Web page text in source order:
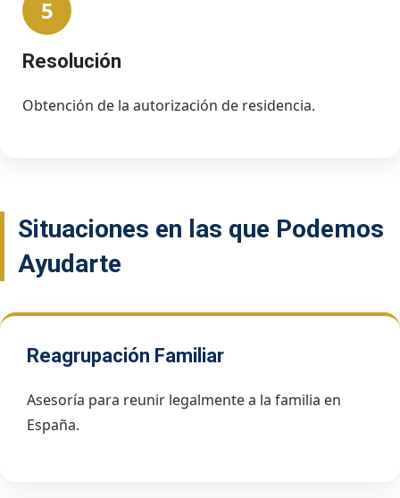
5
Resolución
Obtención de la autorización de residencia.
Situaciones en las que Podemos
Ayudarte
Reagrupación Familiar
Asesoría para reunir legalmente a la familia en
España.